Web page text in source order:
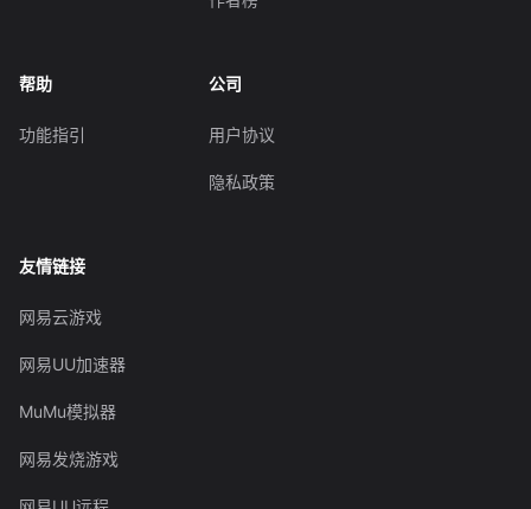
帮助
功能指引
公司
用户协议
隐私政策
友情链接
网易云游戏
网易UU加速器
MuMu模拟器
网易发烧游戏